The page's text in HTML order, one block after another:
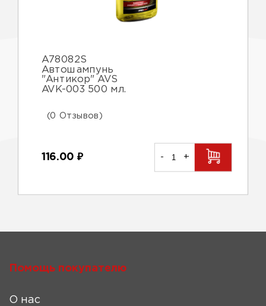
A78082S
Автошампунь
"Антикор" AVS
AVK-003 500 мл.
(0 Отзывов)
116.00 ₽ - +
Помощь покупателю
О нас